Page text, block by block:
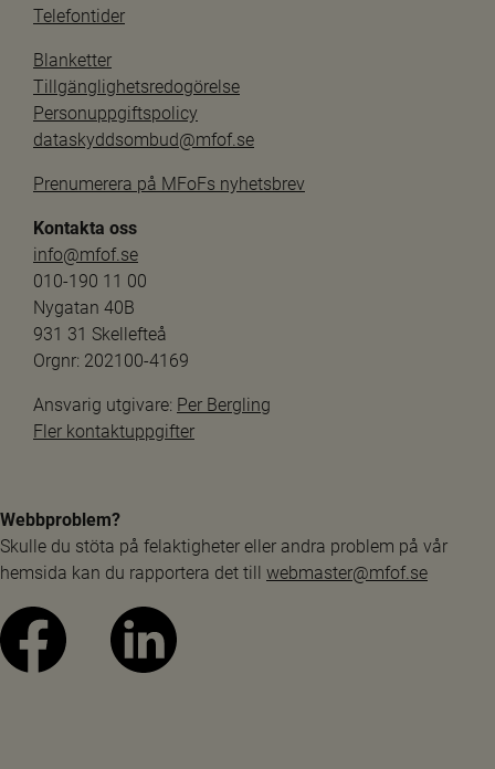
Telefontider
Blanketter
Tillgänglighetsredogörelse
Personuppgiftspolicy
dataskyddsombud@mfof.se
Prenumerera på MFoFs nyhetsbrev
Kontakta oss
info@mfof.se
010-190 11 00
Nygatan 40B
931 31 Skellefteå
Orgnr: 202100-4169
Ansvarig utgivare: Per Bergling
Fler kontaktuppgifter
Webbproblem?
Skulle du stöta på felaktigheter eller andra problem på vår
hemsida kan du rapportera det till webmaster@mfof.se